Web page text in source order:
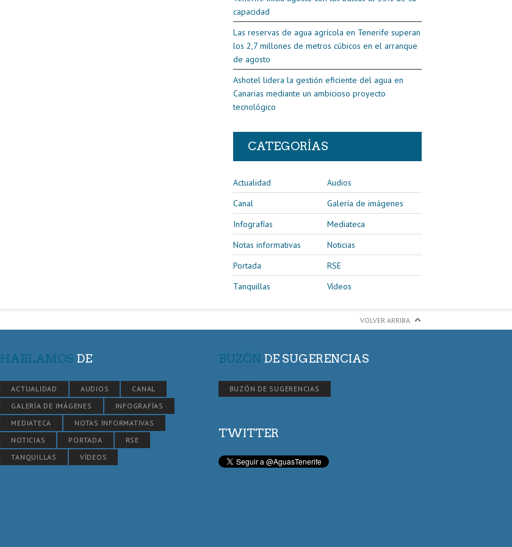
capacidad
Las reservas de agua agrícola en Tenerife superan
los 2,7 millones de metros cúbicos en el arranque
de agosto
Ashotel lidera la gestión eficiente del agua en
Canarias mediante un ambicioso proyecto
tecnológico
CATEGORÍAS
Actualidad
Audios
Canal
Galería de imágenes
Infografías
Mediateca
Notas informativas
Noticias
Portada
RSE
Tanquillas
Vídeos
VOLVER ARRIBA
HABLAMOS DE
ACTUALIDAD AUDIOS
CANAL
GALERÍA DE IMÁGENES
INFOGRAFÍAS
MEDIATECA
NOTAS INFORMATIVAS
NOTICIAS
PORTADA
RSE
TANQUILLAS
VÍDEOS
BUZÓN DE SUGERENCIAS
BUZÓN DE SUGERENCIAS
TWITTER